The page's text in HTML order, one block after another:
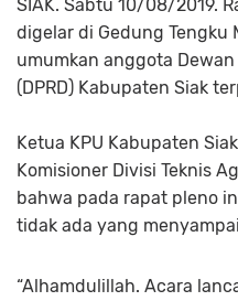
SIAK. Sabtu 10/08/2019.
digelar di Gedung Tengku
umumkan anggota
(DPRD) Kabupaten Siak
Ketua KPU Kabupaten
Komisioner Divisi Teknis
bahwa pada rapat pleno
tidak ada yang
“Alhamdulillah. Acara